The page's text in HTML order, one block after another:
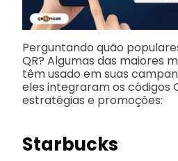
Perguntando quão
QR? Algumas das maiores
têm usado em suas
eles integraram os códigos
estratégias e promoções:
Starbucks